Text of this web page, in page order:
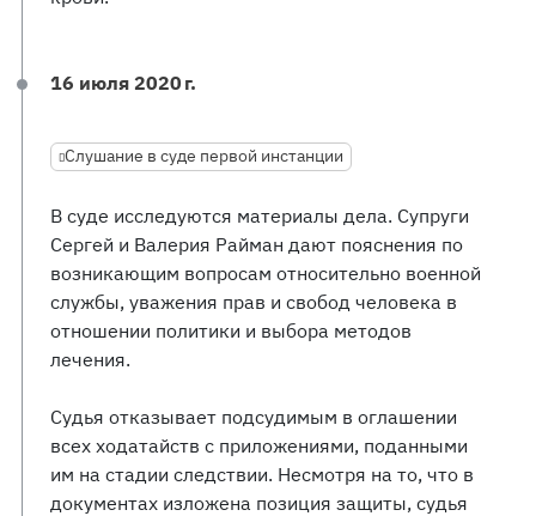
16 июля 2020 г.
Слушание в суде первой инстанции
В суде исследуются материалы дела. Супруги
Сергей и Валерия Райман дают пояснения по
возникающим вопросам относительно военной
службы, уважения прав и свобод человека в
отношении политики и выбора методов
лечения.
Судья отказывает подсудимым в оглашении
всех ходатайств с приложениями, поданными
им на стадии следствии. Несмотря на то, что в
документах изложена позиция защиты, судья